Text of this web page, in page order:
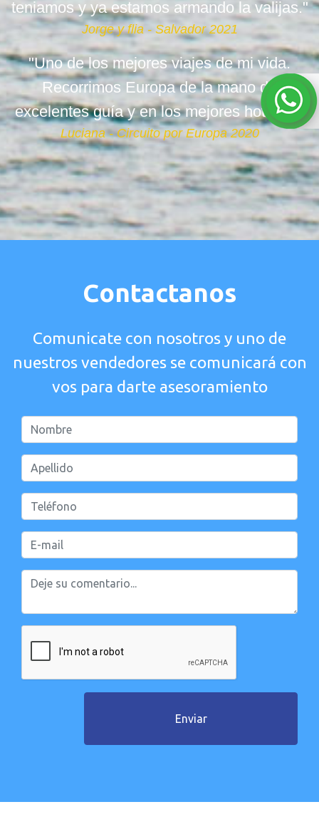
teniamos y ya estamos armando la valijas."
Jorge y flia - Salvador 2021
"Uno de los mejores viajes de mi vida.
Recorrimos Europa de la mano de
excelentes guía y en los mejores hoteles."
Luciana - Circuito por Europa 2020
Contactanos
Comunicate con nosotros y uno de
nuestros vendedores se comunicará con
vos para darte asesoramiento
Enviar